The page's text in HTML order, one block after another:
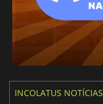
INCOLATUS NOTÍCIAS